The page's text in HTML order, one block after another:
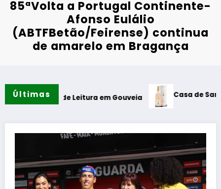
85ªVolta a Portugal Continente-
Afonso Eulálio
(ABTFBetão/Feirense) continua
de amarelo em Bragança
Últimas
de Leitura em Gouveia Casa de Santar Vinhos